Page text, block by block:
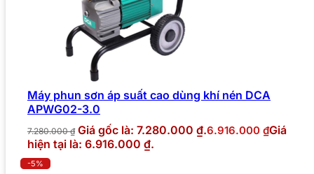
Máy phun sơn áp suất cao dùng khí nén DCA
APWG02-3.0
7.280.000₫ Giá gốc là: 7.280.000 ₫.6.916.000 ₫Giá
hiện tại là: 6.916.000 ₫.
-5%